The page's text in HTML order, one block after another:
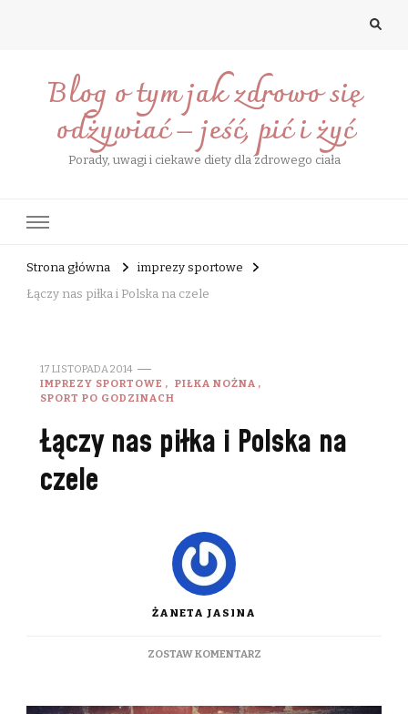
Blog o tym jak zdrowo się
odżywiać – jeść, pić i żyć
Porady, uwagi i ciekawe diety dla zdrowego ciała
Strona główna
imprezy sportowe
Łączy nas piłka i Polska na czele
17 LISTOPADA 2014
IMPREZY SPORTOWE
PIŁKA NOŻNA
SPORT PO GODZINACH
Łączy nas piłka i Polska na
czele
ŻANETA JASINA
ZOSTAW KOMENTARZDO
PIŁKA